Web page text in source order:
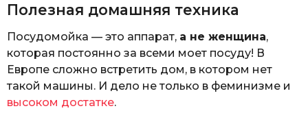
Полезная домашняя техника
Посудомойка — это аппарат, а не женщина,
которая постоянно за всеми моет посуду! В
Европе сложно встретить дом, в котором нет
такой машины. И дело не только в феминизме и
высоком достатке.